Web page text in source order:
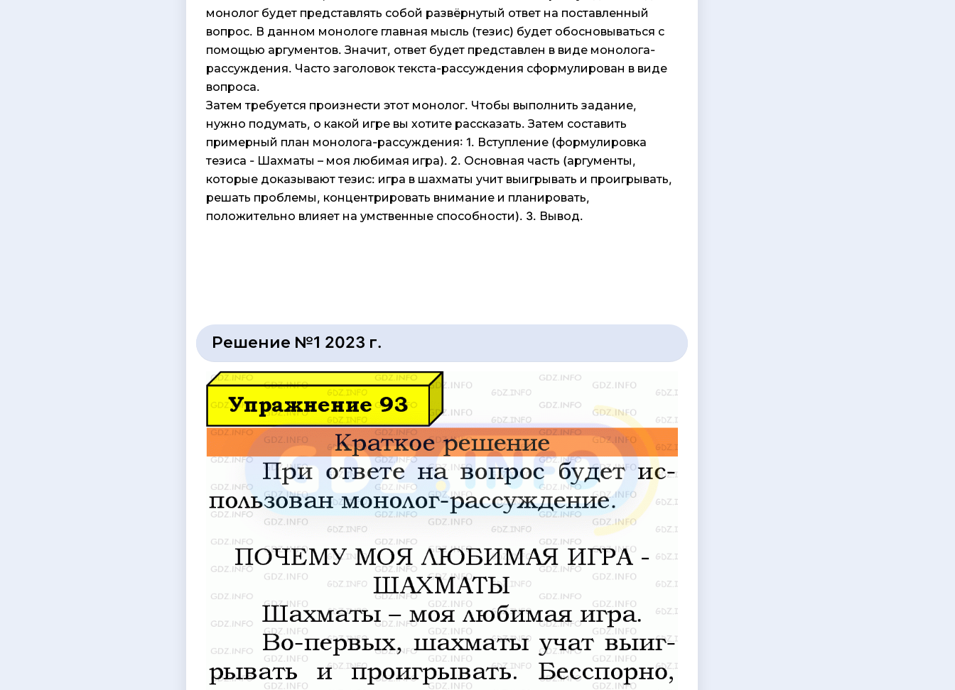
монолог будет представлять собой развёрнутый ответ на поставленный
вопрос. В данном монологе главная мысль (тезис) будет обосновываться с
помощью аргументов. Значит, ответ будет представлен в виде монолога-
рассуждения. Часто заголовок текста-рассуждения сформулирован в виде
вопроса.
Затем требуется произнести этот монолог. Чтобы выполнить задание,
нужно подумать, о какой игре вы хотите рассказать. Затем составить
примерный план монолога-рассуждения: 1. Вступление (формулировка
тезиса - Шахматы – моя любимая игра). 2. Основная часть (аргументы,
которые доказывают тезис: игра в шахматы учит выигрывать и проигрывать,
решать проблемы, концентрировать внимание и планировать,
положительно влияет на умственные способности). 3. Вывод.
Решение №1 2023 г.